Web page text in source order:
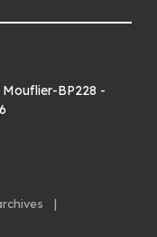
BP228 -
|